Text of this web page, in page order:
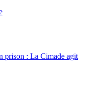
prison : La Cimade agit